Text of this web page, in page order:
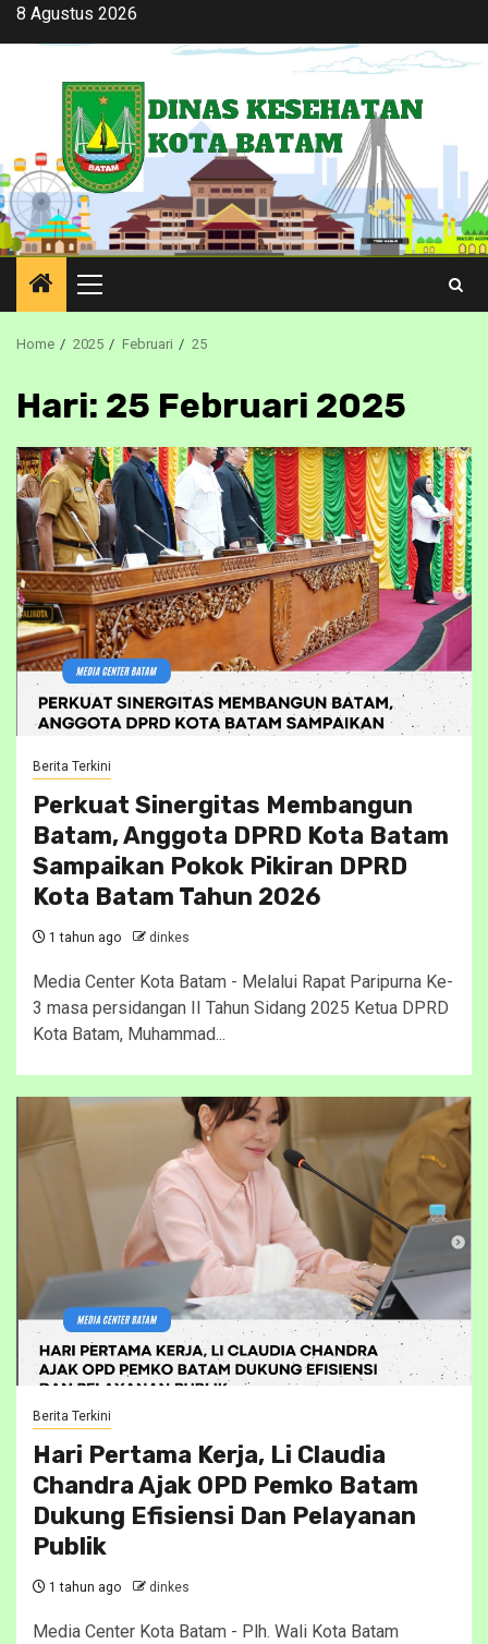
Skip8 Agustus 2026
Primary
Menu
Home 2025 Februari 25
Hari: 25 Februari 2025
Berita Terkini
Perkuat Sinergitas Membangun
Batam, Anggota DPRD Kota Batam
Sampaikan Pokok Pikiran DPRD
Kota Batam Tahun 2026
1 tahun ago dinkes
Media Center Kota Batam - Melalui Rapat Paripurna Ke-
3 masa persidangan II Tahun Sidang 2025 Ketua DPRD
Kota Batam, Muhammad...
Berita Terkini
Hari Pertama Kerja, Li Claudia
Chandra Ajak OPD Pemko Batam
Dukung Efisiensi Dan Pelayanan
Publik
1 tahun ago dinkes
Media Center Kota Batam - Plh. Wali Kota Batam